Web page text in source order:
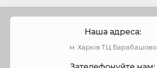
Наша адреса:
м. Харків ТЦ Барабашово